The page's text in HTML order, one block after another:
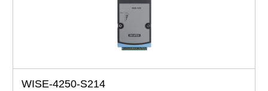
WISE-4250-S214